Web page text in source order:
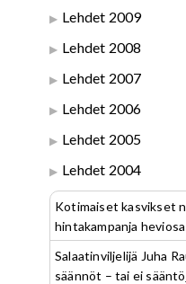
Lehdet 2009
Lehdet 2008
Lehdet 2007
Lehdet 2006
Lehdet 2005
Lehdet 2004
Kotimaiset kasvikset
hintakampanja
Salaatinviljelijä Juha
säännöt – tai ei